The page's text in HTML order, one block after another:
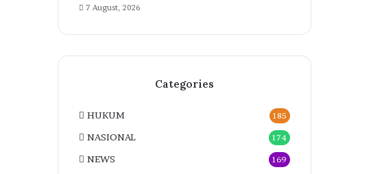
7 August, 2026
Categories
HUKUM 185
NASIONAL 174
NEWS 169